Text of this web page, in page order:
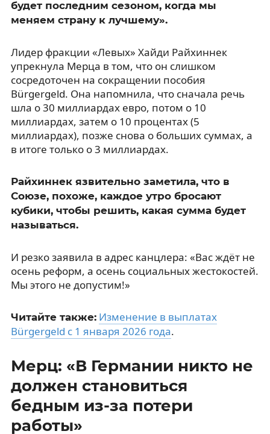
будет последним сезоном, когда мы
меняем страну к лучшему».
Лидер фракции «Левых» Хайди Райхиннек
упрекнула Мерца в том, что он слишком
сосредоточен на сокращении пособия
Bürgergeld. Она напомнила, что сначала речь
шла о 30 миллиардах евро, потом о 10
миллиардах, затем о 10 процентах (5
миллиардах), позже снова о больших суммах, а
в итоге только о 3 миллиардах.
Райхиннек язвительно заметила, что в
Союзе, похоже, каждое утро бросают
кубики, чтобы решить, какая сумма будет
называться.
И резко заявила в адрес канцлера: «Вас ждёт не
осень реформ, а осень социальных жестокостей.
Мы этого не допустим!»
Читайте также: Изменение в выплатах
Bürgergeld с 1 января 2026 года.
Мерц: «В Германии никто не
должен становиться
бедным из-за потери
работы»